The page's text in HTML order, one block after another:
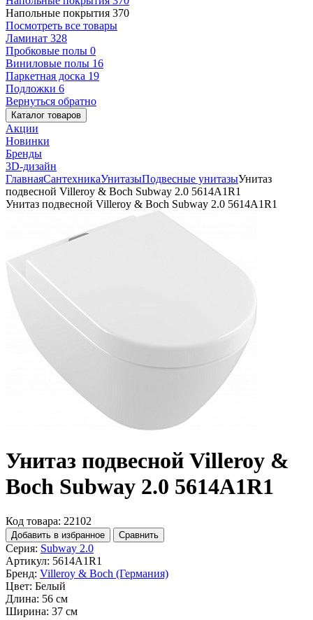
Напольные покрытия 370
Посмотреть все товары
Ламинат 328
Пробковые полы 0
Виниловые полы 16
Паркетная доска 19
Подложки 6
Вернуться обратно
Каталог товаров
Акции
Новинки
Бренды
3D-дизайн
ГлавнаяСантехникаУнитазыПодвесные унитазыУнитаз
подвесной Villeroy & Boch Subway 2.0 5614A1R1
Унитаз подвесной Villeroy & Boch Subway 2.0 5614A1R1
Унитаз подвесной Villeroy &
Boch Subway 2.0 5614A1R1
Код товара: 22102
Добавить в избранное Сравнить
Серия: Subway 2.0
Артикул: 5614A1R1
Бренд: Villeroy & Boch (Германия)
Цвет: Белый
Длина: 56 см
Ширина: 37 см